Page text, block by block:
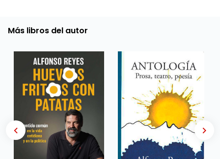
Más libros del autor